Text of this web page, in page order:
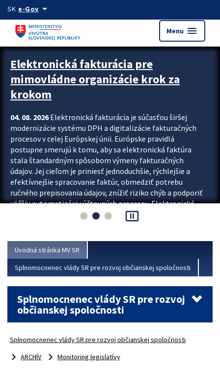
Preskocit na hlavný obsah
SK e-Govarrow_drop_down
Menu menu
Zastavit automatický posun upútavok
Elektronická fakturácia pre
mimovládne organizácie krok za
krokom
04. 08. 2026Elektronická fakturácia je súčasťou širšej
modernizácie systému DPH a digitalizácie fakturačných
procesov v celej Európskej únii. Európske pravidlá
postupne smerujú k tomu, aby sa elektronická faktúra
stala štandardným spôsobom výmeny fakturačných
údajov. Jej cieľom je priniesť jednoduchšie, rýchlejšie a
efektívnejšie spracovanie faktúr, obmedziť potrebu
ručného prepisovania údajov, znížiť riziko chýb a podporiť
väčšiu automatizáciu účtovných procesov. Elektronická
fakturácia preto nepredstavuje...
pause_presentation
Úvodná stránka MV SR
Splnomocnenec vlády SR pre rozvoj občianskej spoločnosti
Splnomocnenec vlády SR pre rozvoj
občianskej spoločnosti
Splnomocnenec vlády SR pre rozvoj občianskej spoločnosti
ARCHÍV
Monitoring legislatívy